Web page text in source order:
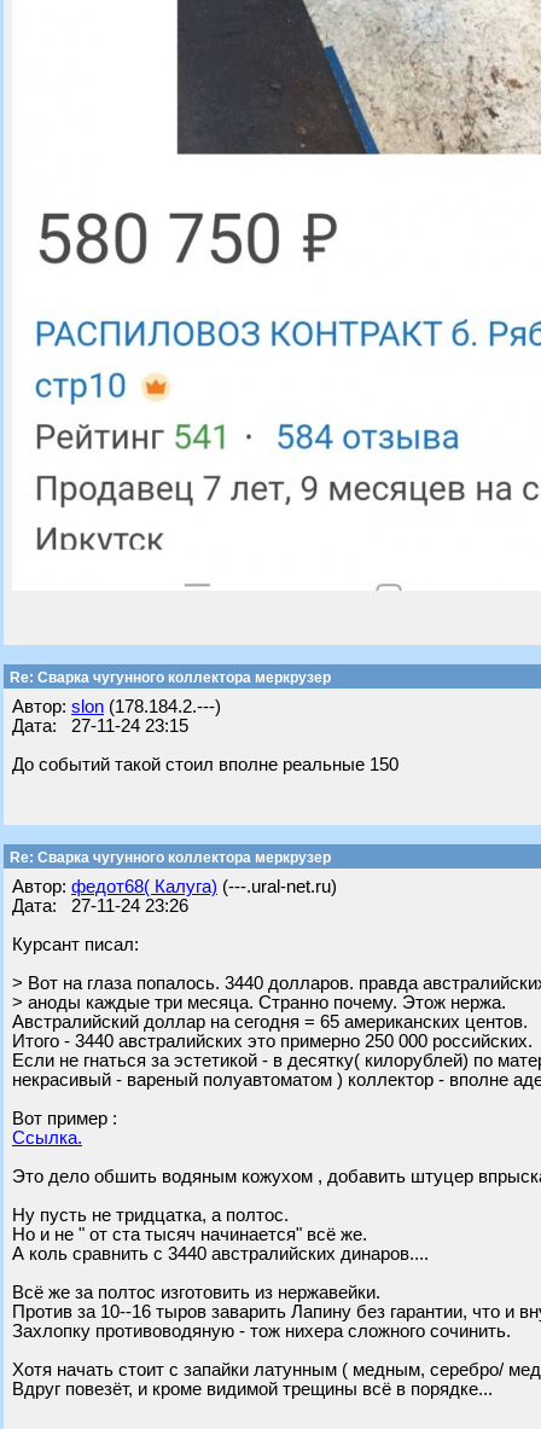
Re: Сварка чугунного коллектора меркрузер
Автор: slon (178.184.2.---)
Дата: 27-11-24 23:15
До событий такой стоил вполне реальные 150
Re: Сварка чугунного коллектора меркрузер
Автор: федот68( Калуга) (---.ural-net.ru)
Дата: 27-11-24 23:26
Курсант писал:
> Вот на глаза попалось. 3440 долларов. правда
> аноды каждые три месяца. Странно почему. Этож нержа.
Австралийский доллар на сегодня = 65 американских центов.
Итого - 3440 австралийских это примерно 250 000 российских.
Если не гнаться за эстетикой - в десятку( килорублей) по
некрасивый - вареный полуавтоматом ) коллектор - вполне
Вот пример :
Ссылка.
Это дело обшить водяным кожухом , добавить штуцер
Ну пусть не тридцатка, а полтос.
Но и не " от ста тысяч начинается" всё же.
А коль сравнить с 3440 австралийских динаров....
Всё же за полтос изготовить из нержавейки.
Против за 10--16 тыров заварить Лапину без гарантии, что и
Захлопку противоводяную - тож нихера сложного сочинить.
Хотя начать стоит с запайки латунным ( медным, серебро/
Вдруг повезёт, и кроме видимой трещины всё в порядке...